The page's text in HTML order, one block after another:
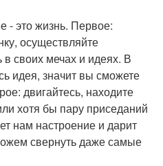
- это жизнь. Первое:
осуществляйте
своих мечах и идеях. В
идея, значит вы сможете
двигайтесь, находите
хотя бы пару приседаний
нам настроение и дарит
свернуть даже самые